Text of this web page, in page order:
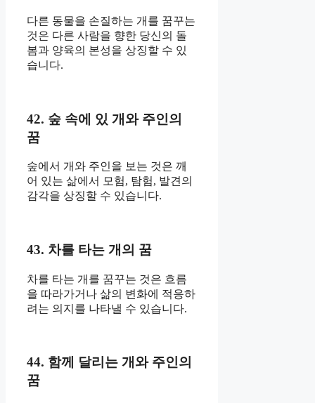
다른 동물을 손질하는 개를 꿈꾸는
것은 다른 사람을 향한 당신의 돌
봄과 양육의 본성을 상징할 수 있
습니다.
42. 숲 속에 있 개와 주인의
꿈
숲에서 개와 주인을 보는 것은 깨
어 있는 삶에서 모험, 탐험, 발견의
감각을 상징할 수 있습니다.
43. 차를 타는 개의 꿈
차를 타는 개를 꿈꾸는 것은 흐름
을 따라가거나 삶의 변화에 ​​적응하
려는 의지를 나타낼 수 있습니다.
44. 함께 달리는 개와 주인의
꿈